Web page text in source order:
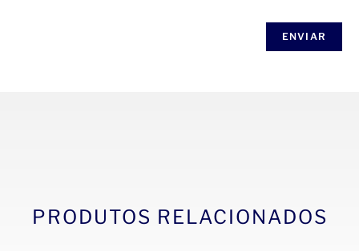
PRODUTOS RELACIONADOS